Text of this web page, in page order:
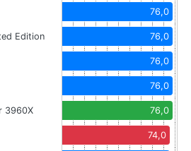
76,0
Edition 76,0
76,0
76,0
3960X 76,0
74,0